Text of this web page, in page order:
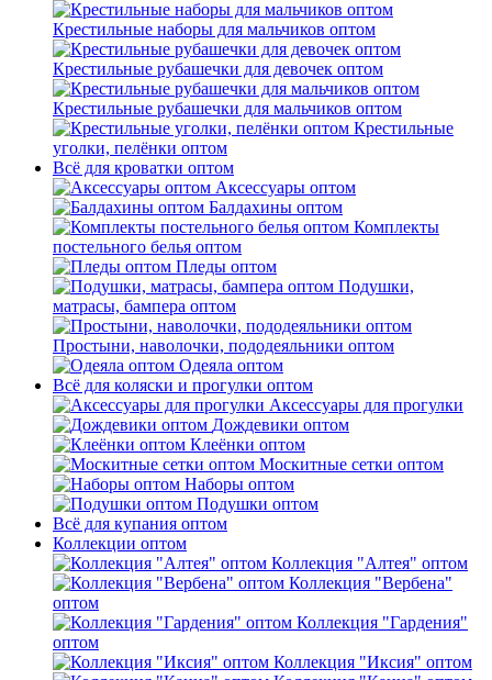
Крестильные наборы для мальчиков оптом
Крестильные рубашечки для девочек оптом
Крестильные рубашечки для мальчиков оптом
Крестильные
уголки, пелёнки оптом
Всё для кроватки оптом
Аксессуары оптом
Балдахины оптом
Комплекты
постельного белья оптом
Пледы оптом
Подушки,
матрасы, бампера оптом
Простыни, наволочки, пододеяльники оптом
Одеяла оптом
Всё для коляски и прогулки оптом
Аксессуары для прогулки
Дождевики оптом
Клеёнки оптом
Москитные сетки оптом
Наборы оптом
Подушки оптом
Всё для купания оптом
Коллекции оптом
Коллекция "Алтея" оптом
Коллекция "Вербена"
оптом
Коллекция "Гардения"
оптом
Коллекция "Иксия" оптом